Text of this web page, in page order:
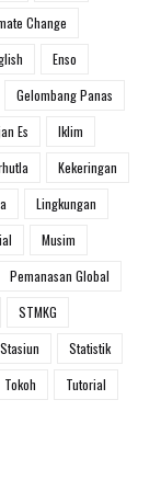
Change
Enso
Gelombang Panas
Es
Iklim
Kekeringan
Lingkungan
Musim
Pemanasan Global
STMKG
Stasiun
Statistik
Tokoh
Tutorial